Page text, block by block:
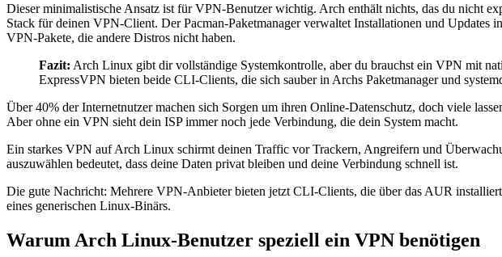
Dieser minimalistische Ansatz ist für VPN-Benutzer wichtig. Arch enthält nichts, das du nicht
Stack für deinen VPN-Client. Der Pacman-Paketmanager verwaltet Installationen und
VPN-Pakete, die andere Distros nicht haben.
Fazit: Arch Linux gibt dir vollständige Systemkontrolle, aber du brauchst ein VPN mit
ExpressVPN bieten beide CLI-Clients, die sich sauber in Archs Paketmanager und
Über 40% der Internetnutzer machen sich Sorgen um ihren Online-Datenschutz, doch viele
Aber ohne ein VPN sieht dein ISP immer noch jede Verbindung, die dein System macht.
Ein starkes VPN auf Arch Linux schirmt deinen Traffic vor Trackern, Angreifern und
auszuwählen bedeutet, dass deine Daten privat bleiben und deine Verbindung schnell ist.
Die gute Nachricht: Mehrere VPN-Anbieter bieten jetzt CLI-Clients, die über das AUR
eines generischen Linux-Binärs.
Warum Arch Linux-Benutzer speziell ein VPN benötigen